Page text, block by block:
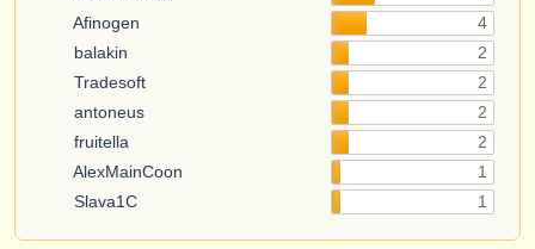
Afinogen
4
balakin
2
Tradesoft
2
antoneus
2
fruitella
2
AlexMainCoon
1
Slava1C
1